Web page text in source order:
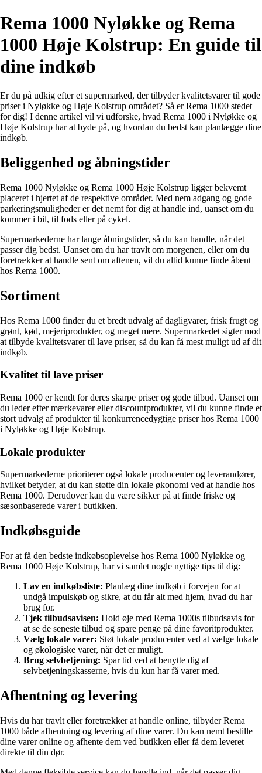
Rema 1000 Nyløkke og Rema
1000 Høje Kolstrup: En guide til
dine indkøb
Er du på udkig efter et supermarked, der tilbyder kvalitetsvarer til gode
priser i Nyløkke og Høje Kolstrup området? Så er Rema 1000 stedet
for dig! I denne artikel vil vi udforske, hvad Rema 1000 i Nyløkke og
Høje Kolstrup har at byde på, og hvordan du bedst kan planlægge dine
indkøb.
Beliggenhed og åbningstider
Rema 1000 Nyløkke og Rema 1000 Høje Kolstrup ligger bekvemt
placeret i hjertet af de respektive områder. Med nem adgang og gode
parkeringsmuligheder er det nemt for dig at handle ind, uanset om du
kommer i bil, til fods eller på cykel.
Supermarkederne har lange åbningstider, så du kan handle, når det
passer dig bedst. Uanset om du har travlt om morgenen, eller om du
foretrækker at handle sent om aftenen, vil du altid kunne finde åbent
hos Rema 1000.
Sortiment
Hos Rema 1000 finder du et bredt udvalg af dagligvarer, frisk frugt og
grønt, kød, mejeriprodukter, og meget mere. Supermarkedet sigter mod
at tilbyde kvalitetsvarer til lave priser, så du kan få mest muligt ud af dit
indkøb.
Kvalitet til lave priser
Rema 1000 er kendt for deres skarpe priser og gode tilbud. Uanset om
du leder efter mærkevarer eller discountprodukter, vil du kunne finde et
stort udvalg af produkter til konkurrencedygtige priser hos Rema 1000
i Nyløkke og Høje Kolstrup.
Lokale produkter
Supermarkederne prioriterer også lokale producenter og leverandører,
hvilket betyder, at du kan støtte din lokale økonomi ved at handle hos
Rema 1000. Derudover kan du være sikker på at finde friske og
sæsonbaserede varer i butikken.
Indkøbsguide
For at få den bedste indkøbsoplevelse hos Rema 1000 Nyløkke og
Rema 1000 Høje Kolstrup, har vi samlet nogle nyttige tips til dig:
Lav en indkøbsliste: Planlæg dine indkøb i forvejen for at
undgå impulskøb og sikre, at du får alt med hjem, hvad du har
brug for.
Tjek tilbudsavisen: Hold øje med Rema 1000s tilbudsavis for
at se de seneste tilbud og spare penge på dine favoritprodukter.
Vælg lokale varer: Støt lokale producenter ved at vælge lokale
og økologiske varer, når det er muligt.
Brug selvbetjening: Spar tid ved at benytte dig af
selvbetjeningskasserne, hvis du kun har få varer med.
Afhentning og levering
Hvis du har travlt eller foretrækker at handle online, tilbyder Rema
1000 både afhentning og levering af dine varer. Du kan nemt bestille
dine varer online og afhente dem ved butikken eller få dem leveret
direkte til din dør.